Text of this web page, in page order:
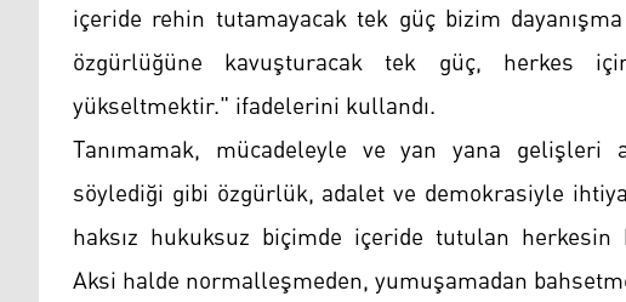
içeride rehin tutamayacak tek güç bizim
özgürlüğüne kavuşturacak tek güç, herkes
yükseltmektir." ifadelerini kullandı.
Tanımamak, mücadeleyle ve yan yana gelişleri
söylediği gibi özgürlük, adalet ve demokrasiyle
haksız hukuksuz biçimde içeride tutulan herkesin
Aksi halde normalleşmeden, yumuşamadan